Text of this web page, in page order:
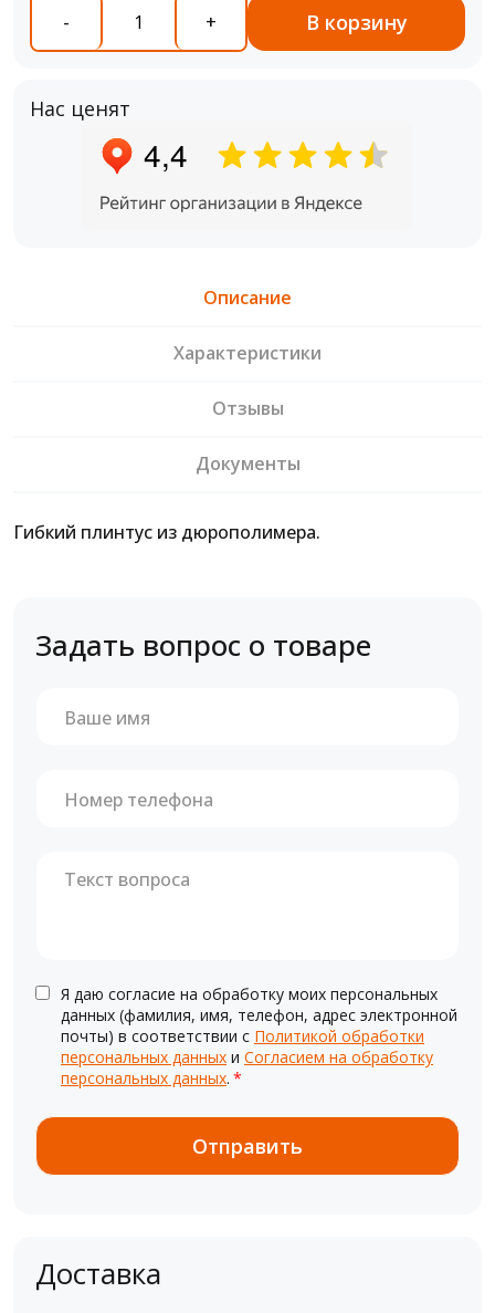
- + В корзину
Нас ценят
Описание
Характеристики
Отзывы
Документы
Гибкий плинтус из дюрополимера.
Задать вопрос о товаре
Я даю согласие на обработку моих персональных
данных (фамилия, имя, телефон, адрес электронной
почты) в соответствии с Политикой обработки
персональных данных и Согласием на обработку
персональных данных. *
Доставка